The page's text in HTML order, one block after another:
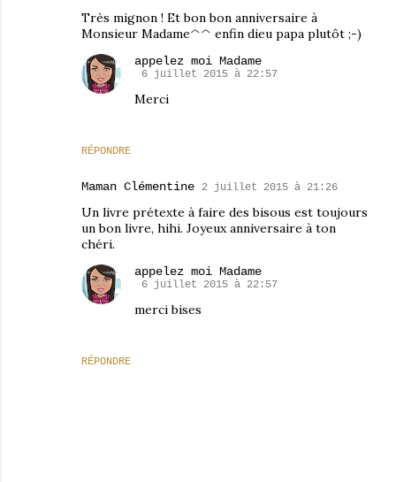
Très mignon ! Et bon bon anniversaire à
Monsieur Madame^^ enfin dieu papa plutôt ;-)
RÉPONDRE
appelez moi Madame
6 juillet 2015 à 22:57
Merci
Maman Clémentine 2 juillet 2015 à 21:26
Un livre prétexte à faire des bisous est toujours
un bon livre, hihi. Joyeux anniversaire à ton
chéri.
RÉPONDRE
appelez moi Madame
6 juillet 2015 à 22:57
merci bises